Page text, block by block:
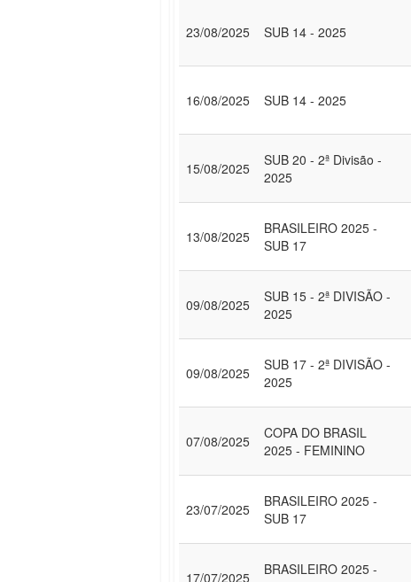
23/08/2025 SUB 14 - 2025
16/08/2025 SUB 14 - 2025
15/08/2025
SUB 20 - 2ª Divisão -
2025
13/08/2025
BRASILEIRO 2025 -
SUB 17
09/08/2025
SUB 15 - 2ª DIVISÃO -
2025
09/08/2025
SUB 17 - 2ª DIVISÃO -
2025
07/08/2025
COPA DO BRASIL
2025 - FEMININO
23/07/2025
BRASILEIRO 2025 -
SUB 17
17/07/2025
BRASILEIRO 2025 -